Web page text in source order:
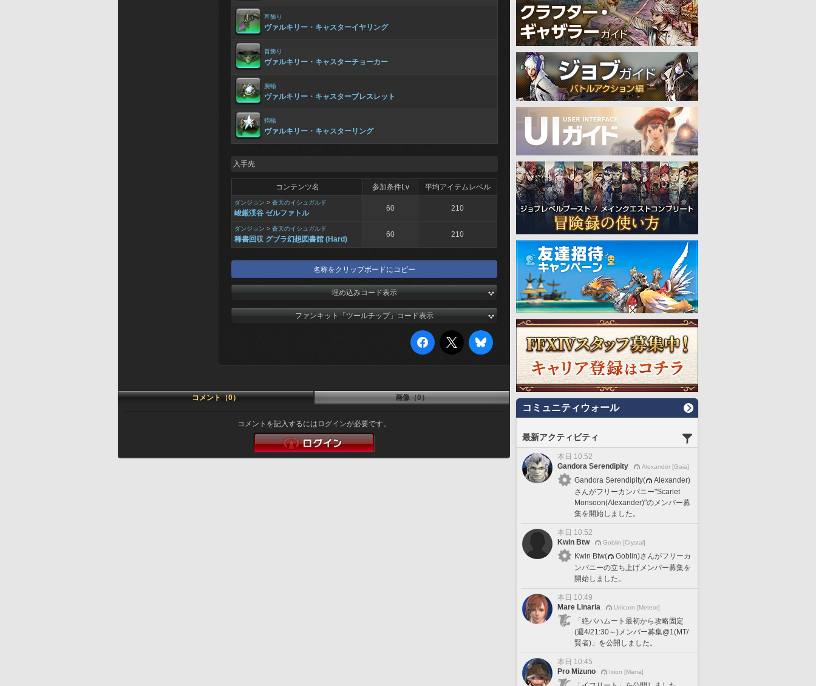
耳飾り
ヴァルキリー・キャスターイヤリング
首飾り
ヴァルキリー・キャスターチョーカー
腕輪
ヴァルキリー・キャスターブレスレット
指輪
ヴァルキリー・キャスターリング
入手先
コンテンツ名 参加条件Lv 平均アイテムレベル
ダンジョン > 蒼天のイシュガルド
峻厳渓谷 ゼルファトル
60 210
ダンジョン > 蒼天のイシュガルド
稀書回収 グブラ幻想図書館 (Hard)
60 210
名称をクリップボードにコピー
埋め込みコード表示
ファンキット「ツールチップ」コード表示
コメント（0） 画像（0）
コメントを記入するにはログインが必要です。
コミュニティウォール
最新アクティビティ
本日 10:52
Gandora Serendipity
Alexander [Gaia]
Gandora Serendipity(
Alexander)
さんがフリーカンパニー"Scarlet
Monsoon(Alexander)"のメンバー募
集を開始しました。
本日 10:52
Kwin Btw
Goblin [Crystal]
Kwin Btw(
Goblin)さんがフリーカ
ンパニーの立ち上げメンバー募集を
開始しました。
本日 10:49
Mare Linaria
Unicorn [Meteor]
「絶バハムート最初から攻略固定
(週4/21:30～)メンバー募集@1(MT/
賢者)」を公開しました。
本日 10:45
Pro Mizuno
Ixion [Mana]